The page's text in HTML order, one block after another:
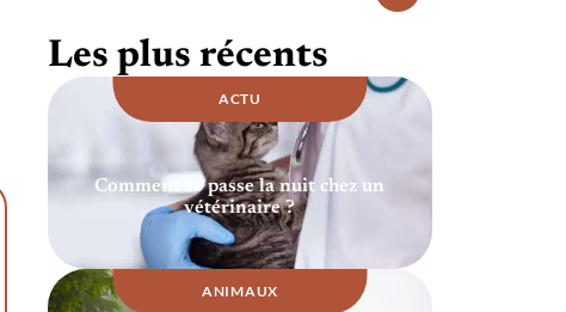
Les plus récents
ACTU
Comment se passe la nuit chez un
vétérinaire ?
ANIMAUX